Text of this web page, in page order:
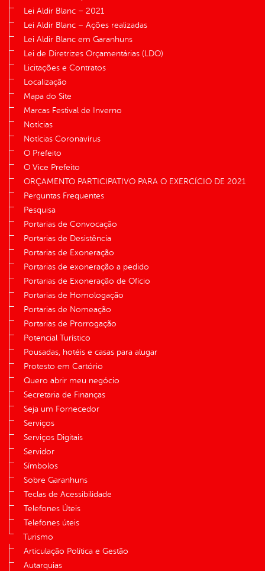
Lei Aldir Blanc – 2021
Lei Aldir Blanc – Ações realizadas
Lei Aldir Blanc em Garanhuns
Lei de Diretrizes Orçamentárias (LDO)
Licitações e Contratos
Localização
Mapa do Site
Marcas Festival de Inverno
Notícias
Notícias Coronavírus
O Prefeito
O Vice Prefeito
ORÇAMENTO PARTICIPATIVO PARA O EXERCÍCIO DE 2021
Perguntas Frequentes
Pesquisa
Portarias de Convocação
Portarias de Desistência
Portarias de Exoneração
Portarias de exoneração a pedido
Portarias de Exoneração de Ofício
Portarias de Homologação
Portarias de Nomeação
Portarias de Prorrogação
Potencial Turístico
Pousadas, hotéis e casas para alugar
Protesto em Cartório
Quero abrir meu negócio
Secretaria de Finanças
Seja um Fornecedor
Serviços
Serviços Digitais
Servidor
Símbolos
Sobre Garanhuns
Teclas de Acessibilidade
Telefones Úteis
Telefones úteis
Turismo
Articulação Política e Gestão
Autarquias